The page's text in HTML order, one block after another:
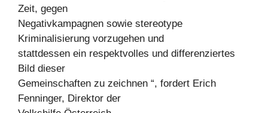
Zeit, gegen
Negativkampagnen sowie stereotype
Kriminalisierung vorzugehen und
stattdessen ein respektvolles und differenziertes
Bild dieser
Gemeinschaften zu zeichnen “, fordert Erich
Fenninger, Direktor der